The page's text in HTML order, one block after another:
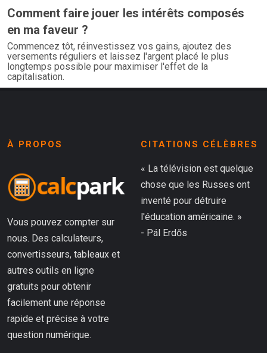
Comment faire jouer les intérêts composés
en ma faveur ?
Commencez tôt, réinvestissez vos gains, ajoutez des
versements réguliers et laissez l'argent placé le plus
longtemps possible pour maximiser l'effet de la
capitalisation.
À PROPOS
Vous pouvez compter sur
nous. Des calculateurs,
convertisseurs, tableaux et
autres outils en ligne
gratuits pour obtenir
facilement une réponse
rapide et précise à votre
question numérique.
CITATIONS CÉLÈBRES
« La télévision est quelque
chose que les Russes ont
inventé pour détruire
l'éducation américaine. »
- Pál Erdős